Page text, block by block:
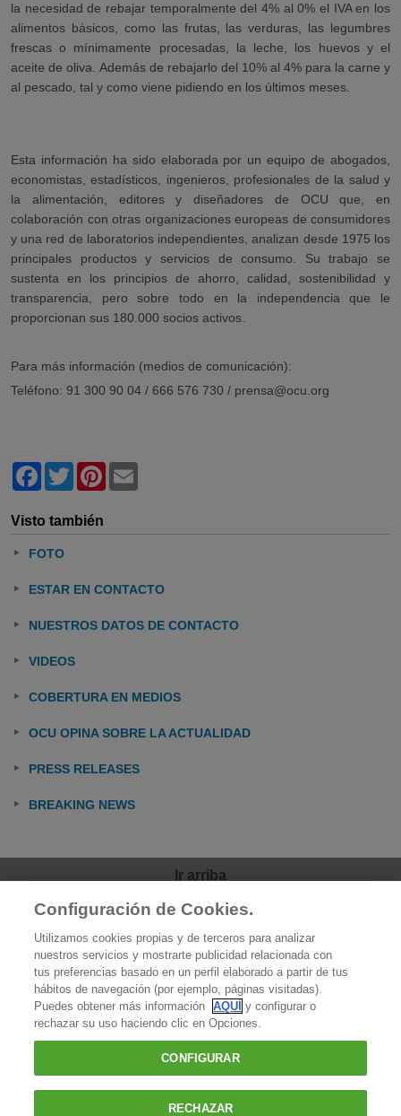
la necesidad de rebajar temporalmente del 4% al 0% el IVA en los
alimentos básicos, como las frutas, las verduras, las legumbres
frescas o mínimamente procesadas, la leche, los huevos y el
aceite de oliva. Además de rebajarlo del 10% al 4% para la carne y
al pescado, tal y como viene pidiendo en los últimos meses.
Esta información ha sido elaborada por un equipo de abogados,
economistas, estadísticos, ingenieros, profesionales de la salud y
la alimentación, editores y diseñadores de OCU que, en
colaboración con otras organizaciones europeas de consumidores
y una red de laboratorios independientes, analizan desde 1975 los
principales productos y servicios de consumo. Su trabajo se
sustenta en los principios de ahorro, calidad, sostenibilidad y
transparencia, pero sobre todo en la independencia que le
proporcionan sus 180.000 socios activos.
Para más información (medios de comunicación):
Teléfono: 91 300 90 04 / 666 576 730 / prensa@ocu.org
Facebook
TwitterPinterest
Visto también
FOTO
ESTAR EN CONTACTO
NUESTROS DATOS DE CONTACTO
VIDEOS
COBERTURA EN MEDIOS
OCU OPINA SOBRE LA ACTUALIDAD
PRESS RELEASES
BREAKING NEWS
Ir arriba
OCU
Quiénes somos
Qué hacemos
Contacto
Favoritos
Configuración de Cookies.
Utilizamos cookies propias y de terceros para analizar
nuestros servicios y mostrarte publicidad relacionada con
tus preferencias basado en un perfil elaborado a partir de tus
hábitos de navegación (por ejemplo, páginas visitadas).
Puedes obtener más información
AQUÍ y configurar o
rechazar su uso haciendo clic en Opciones.
CONFIGURAR
RECHAZAR